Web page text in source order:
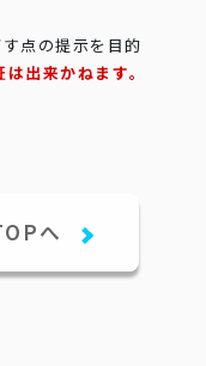
点の提示を目的
出来かねます。
へ